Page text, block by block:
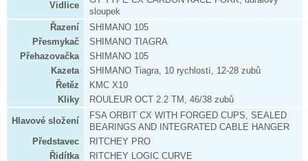
Vidlice
sloupek
Řazení
SHIMANO 105
Přesmykač
SHIMANO TIAGRA
Přehazovačka
SHIMANO 105
Kazeta
SHIMANO Tiagra, 10 rychlostí, 12-28 zubů
Řetěz
KMC X10
Kliky
ROULEUR OCT 2.2 TM, 46/38 zubů
Hlavové složení
FSA ORBIT CX WITH FORGED CUPS, SEALED
BEARINGS AND INTEGRATED CABLE HANGER
Představec
RITCHEY PRO
Řidítka
RITCHEY LOGIC CURVE